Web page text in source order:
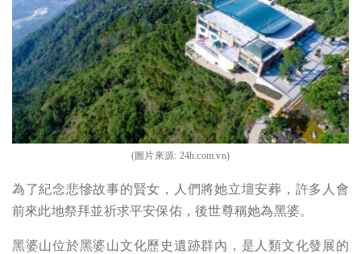
(圖片來源: 24h.com.vn)
為了紀念悲慘故事的賢女，人們將她立壇安葬，許多人會
前來此地祭拜並祈求平安保佑，後世尊稱她為黑婆。
黑婆山位於黑婆山文化歷史遺跡群內，是人類文化發展的